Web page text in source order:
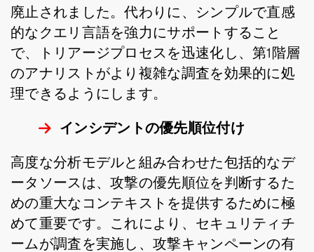
廃止されました。代わりに、シンプルで直感
的なクエリ言語を強力にサポートすること
で、トリアージプロセスを迅速化し、第1階層
のアナリストがより複雑な調査を効果的に処
理できるようにします。
インシデントの優先順位付け
高度な分析モデルと組み合わせた包括的なデ
ータソースは、攻撃の優先順位を判断するた
めの重大なコンテキストを提供するために極
めて重要です。これにより、セキュリティチ
ームが調査を実施し、攻撃キャンペーンの有